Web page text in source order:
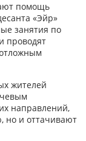
помощь
«Эйр»
занятия по
проводят
жителей
направлений,
но и оттачивают